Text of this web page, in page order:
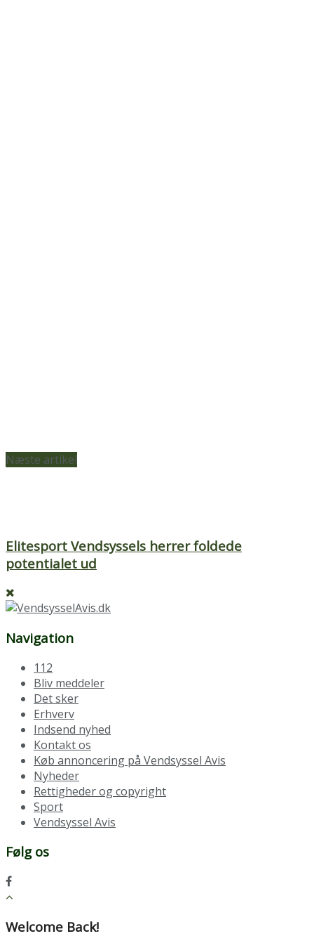
Næste artikel
Elitesport Vendsyssels herrer foldede
potentialet ud
Navigation
112
Bliv meddeler
Det sker
Erhverv
Indsend nyhed
Kontakt os
Køb annoncering på Vendsyssel Avis
Nyheder
Rettigheder og copyright
Sport
Vendsyssel Avis
Følg os
Welcome Back!